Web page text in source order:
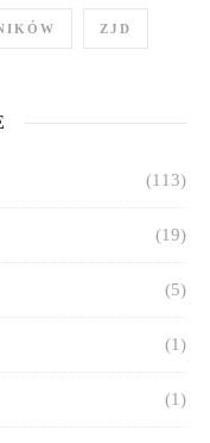
ZJD
(113)
(19)
(5)
(1)
(1)